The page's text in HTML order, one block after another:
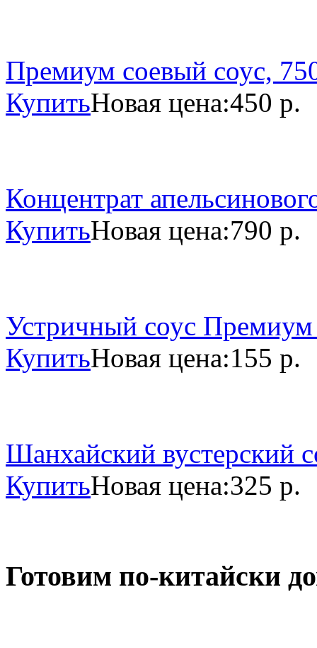
Премиум соевый соус,
КупитьНовая цена:450 р.
Концентрат
КупитьНовая цена:790 р.
Устричный соус
КупитьНовая цена:155 р.
Шанхайский вустерский
КупитьНовая цена:325 р.
Готовим по-китайски